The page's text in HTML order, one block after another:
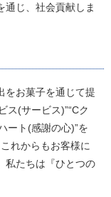
通じ、社会貢献しま
をお菓子を通じて提
ス(サービス)”“Cク
ート(感謝の心)”を
れからもお客様に
私たちは『ひとつの